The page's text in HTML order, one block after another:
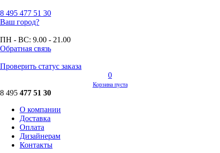
8 495 477 51 30
Ваш город?
ПН - ВС: 9.00 - 21.00
Обратная связь
Проверить статус заказа
0
Корзина пуста
8 495 477 51 30
О компании
Доставка
Оплата
Дизайнерам
Контакты